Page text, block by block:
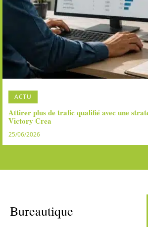
ACTU
Attirer plus de trafic qualifié avec une
Victory Crea
25/06/2026
Bureautique